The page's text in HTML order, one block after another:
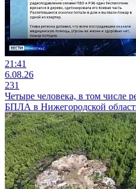
21:41
6.08.26
231
Четыре человека, в том числе
БПЛА в Нижегородской